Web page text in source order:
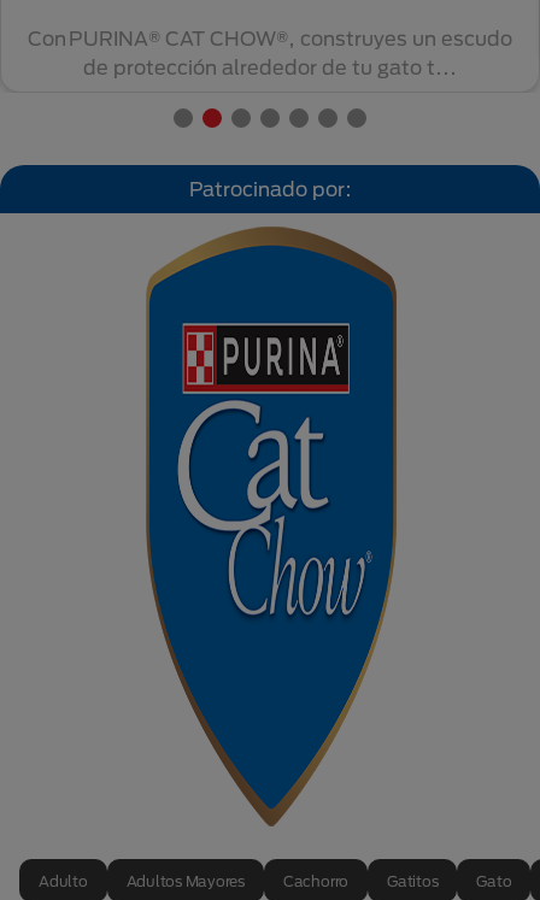
Con PURINA® CAT CHOW®, construyes un escudo
de protección alrededor de tu gato t...
Patrocinado por:
Adulto Adultos Mayores Cachorro Gatitos Gato